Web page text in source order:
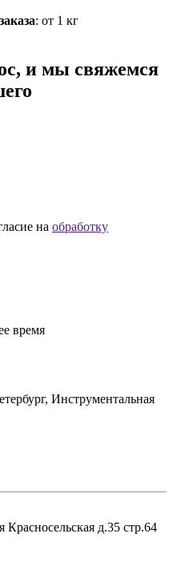
: от 1 кг
и мы свяжемся
на обработку
время
Инструментальная
д.35 стр.64